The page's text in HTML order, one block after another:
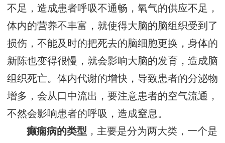
不足，造成患者呼吸不通畅，氧气的供应不足，
体内的营养不丰富，就使得大脑的脑组织受到了
损伤，不能及时的把死去的脑细胞更换，身体的
新陈也变得很慢，就会影响大脑的发育，造成脑
组织死亡。体内代谢的增快，导致患者的分泌物
增多，会从口中流出，要注意患者的空气流通，
不然会影响患者的呼吸，造成窒息。
癫痫病的类型 ，主要是分为两大类，一个是